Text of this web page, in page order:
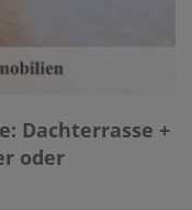
Dachterrasse +
oder